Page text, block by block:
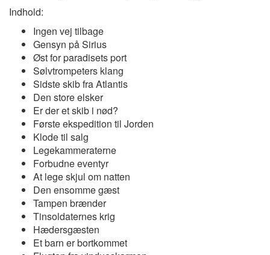
Indhold:
Ingen vej tilbage
Gensyn på Sirius
Øst for paradisets port
Sølvtrompeters klang
Sidste skib fra Atlantis
Den store elsker
Er der et skib i nød?
Første ekspedition til Jorden
Klode til salg
Legekammeraterne
Forbudne eventyr
At lege skjul om natten
Den ensomme gæst
Tampen brænder
Tinsoldaternes krig
Hædersgæsten
Et barn er bortkommet